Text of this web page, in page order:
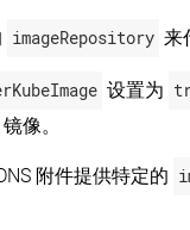
imageRepository 来
设置为
像。
附件提供特定的